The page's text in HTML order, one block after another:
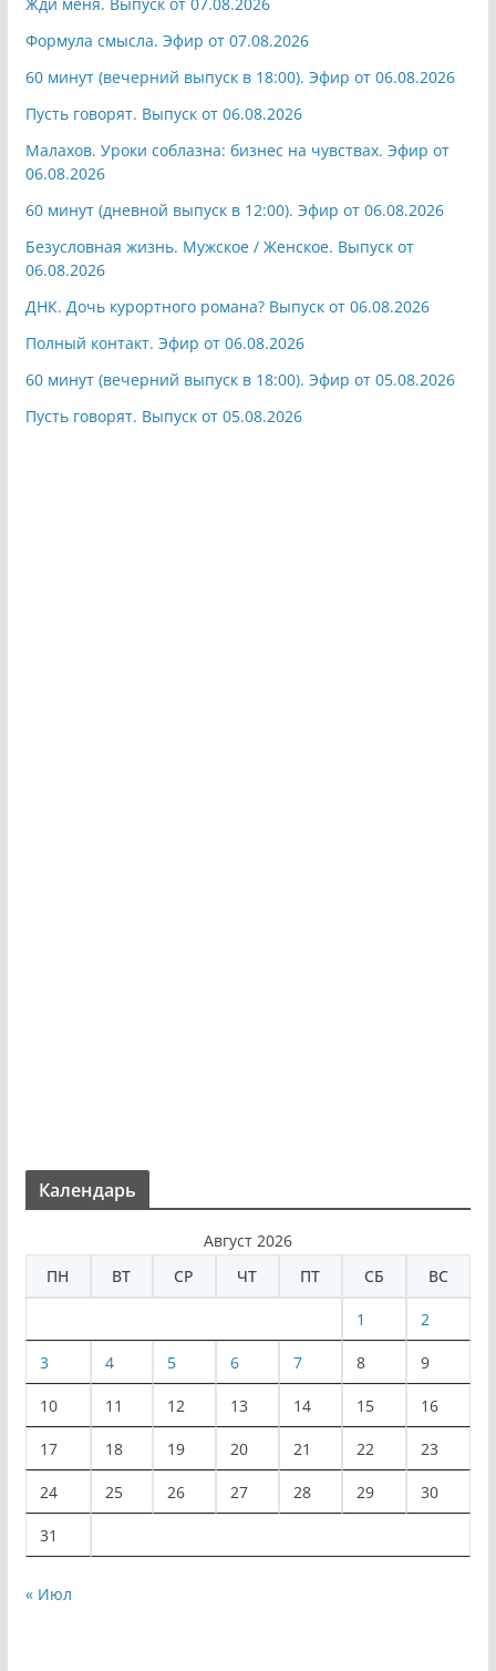
Жди меня. Выпуск от 07.08.2026
Формула смысла. Эфир от 07.08.2026
60 минут (вечерний выпуск в 18:00). Эфир от 06.08.2026
Пусть говорят. Выпуск от 06.08.2026
Малахов. Уроки соблазна: бизнес на чувствах. Эфир от
06.08.2026
60 минут (дневной выпуск в 12:00). Эфир от 06.08.2026
Безусловная жизнь. Мужское / Женское. Выпуск от
06.08.2026
ДНК. Дочь курортного романа? Выпуск от 06.08.2026
Полный контакт. Эфир от 06.08.2026
60 минут (вечерний выпуск в 18:00). Эфир от 05.08.2026
Пусть говорят. Выпуск от 05.08.2026
Календарь
Август 2026
ПН
ВТ СР ЧТ ПТ СБ ВС
1 2
3 4 5 6 7 8 9
10 11 12 13 14 15 16
17 18 19 20 21 22 23
24 25 26 27 28 29 30
31
« Июл